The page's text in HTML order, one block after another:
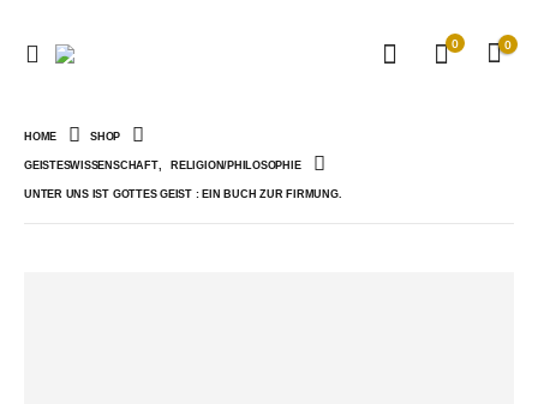
0 0
HOME SHOP
GEISTESWISSENSCHAFT, RELIGION/PHILOSOPHIE
UNTER UNS IST GOTTES GEIST : EIN BUCH ZUR FIRMUNG.